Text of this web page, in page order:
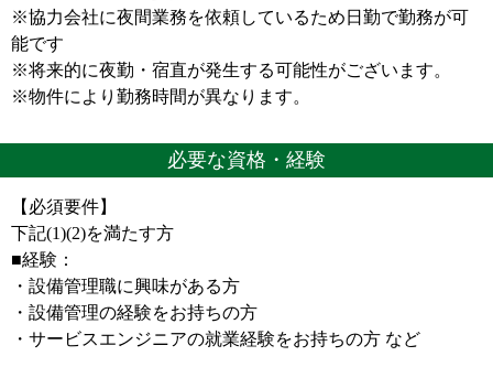
※協力会社に夜間業務を依頼しているため日勤で勤務が可
能です
※将来的に夜勤・宿直が発生する可能性がございます。
※物件により勤務時間が異なります。
必要な資格・経験
【必須要件】
下記(1)(2)を満たす方
■経験：
・設備管理職に興味がある方
・設備管理の経験をお持ちの方
・サービスエンジニアの就業経験をお持ちの方 など